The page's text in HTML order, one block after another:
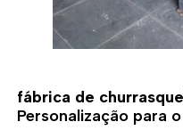
fábrica de
Personalização para